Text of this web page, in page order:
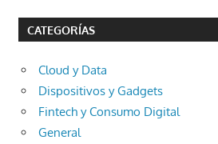
CATEGORÍAS
Cloud y Data
Dispositivos y Gadgets
Fintech y Consumo Digital
General